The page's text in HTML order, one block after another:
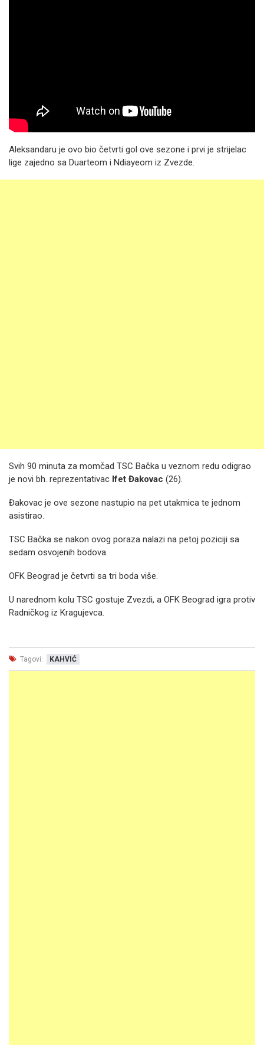
Aleksandaru je ovo bio četvrti gol ove sezone i prvi je strijelac
lige zajedno sa Duarteom i Ndiayeom iz Zvezde.
Svih 90 minuta za momčad TSC Bačka u veznom redu odigrao
je novi bh. reprezentativac Ifet Đakovac (26).
Đakovac je ove sezone nastupio na pet utakmica te jednom
asistirao.
TSC Bačka se nakon ovog poraza nalazi na petoj poziciji sa
sedam osvojenih bodova.
OFK Beograd je četvrti sa tri boda više.
U narednom kolu TSC gostuje Zvezdi, a OFK Beograd igra protiv
Radničkog iz Kragujevca.
Tagovi: KAHVIĆ